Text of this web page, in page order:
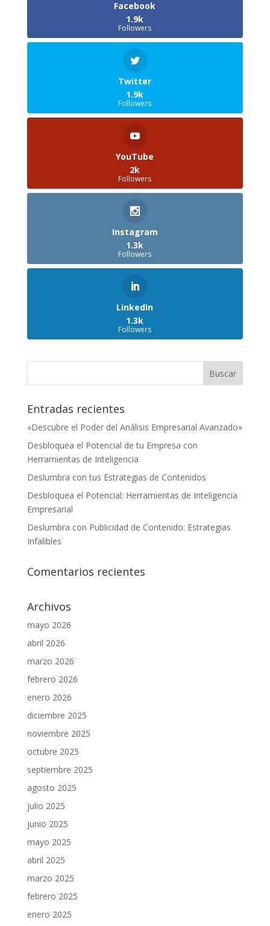
Facebook
1.9k
Followers
Twitter
1.9k
Followers
YouTube
2k
Followers
Instagram
1.3k
Followers
LinkedIn
1.3k
Followers
Entradas recientes
«Descubre el Poder del Análisis Empresarial Avanzado»
Desbloquea el Potencial de tu Empresa con
Herramientas de Inteligencia
Deslumbra con tus Estrategias de Contenidos
Desbloquea el Potencial: Herramientas de Inteligencia
Empresarial
Deslumbra con Publicidad de Contenido: Estrategias
Infalibles
Comentarios recientes
Archivos
mayo 2026
abril 2026
marzo 2026
febrero 2026
enero 2026
diciembre 2025
noviembre 2025
octubre 2025
septiembre 2025
agosto 2025
julio 2025
junio 2025
mayo 2025
abril 2025
marzo 2025
febrero 2025
enero 2025